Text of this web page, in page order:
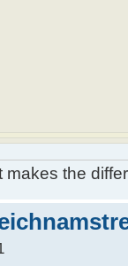
makes the